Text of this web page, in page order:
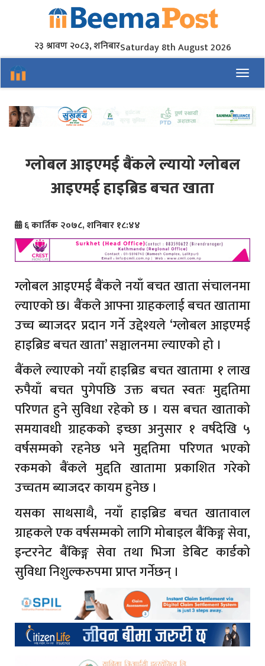
२३ श्रावण २०८३, शनिबारSaturday 8th August 2026
ग्लोबल आइएमई बैंकले ल्यायो ग्लोबल
आइएमई हाइब्रिड बचत खाता
६ कार्तिक २०७८, शनिबार १८:४४
ग्लोबल आइएमई बैंकले नयाँ बचत खाता संचालनमा
ल्याएको छ। बैंकले आफ्ना ग्राहकलाई बचत खातामा
उच्च ब्याजदर प्रदान गर्ने उद्देश्यले ‘ग्लोबल आइएमई
हाइब्रिड बचत खाता’ सञ्चालनमा ल्याएको हो ।
बैंकले ल्याएको नयाँ हाइब्रिड बचत खातामा १ लाख
रुपैयाँ बचत पुगेपछि उक्त बचत स्वतः मुद्दतिमा
परिणत हुने सुविधा रहेको छ । यस बचत खाताको
समयावधी ग्राहकको इच्छा अनुसार १ वर्षदेखि ५
वर्षसम्मको रहनेछ भने मुद्दतिमा परिणत भएको
रकमको बैंकले मुद्दति खातामा प्रकाशित गरेको
उच्चतम ब्याजदर कायम हुनेछ ।
यसका साथसाथै, नयाँ हाइब्रिड बचत खातावाल
ग्राहकले एक वर्षसम्मको लागि मोबाइल बैंकिङ्ग सेवा,
इन्टरनेट बैंकिङ्ग सेवा तथा भिजा डेबिट कार्डको
सुविधा निशुल्करुपमा प्राप्त गर्नेछन् ।